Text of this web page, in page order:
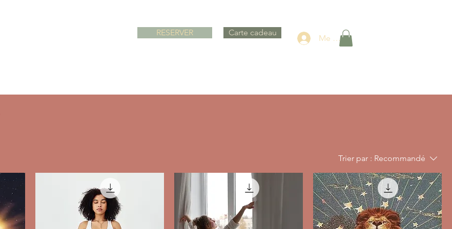
RESERVER Carte cadeau
Me connecter
Trier par : Recommandé